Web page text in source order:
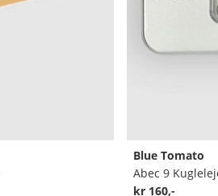
Blue Tomato
Abec 9
kr 160,-